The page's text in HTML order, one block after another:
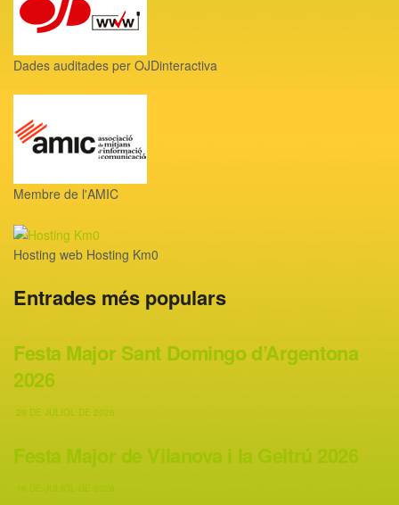
Dades auditades per OJDinteractiva
Membre de l'AMIC
Hosting web Hosting Km0
Entrades més populars
Festa Major Sant Domingo d’Argentona
2026
29 DE JULIOL DE 2026
Festa Major de Vilanova i la Geltrú 2026
16 DE JULIOL DE 2026